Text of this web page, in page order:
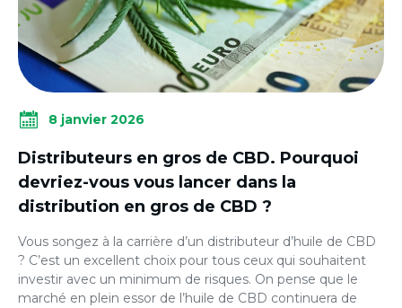
8 janvier 2026
Distributeurs en gros de CBD. Pourquoi
devriez-vous vous lancer dans la
distribution en gros de CBD ?
Vous songez à la carrière d’un distributeur d’huile de CBD
? C’est un excellent choix pour tous ceux qui souhaitent
investir avec un minimum de risques. On pense que le
marché en plein essor de l’huile de CBD continuera de